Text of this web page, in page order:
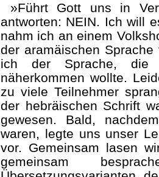
»Führt Gott uns in
antworten: NEIN. Ich will
nahm ich an einem
der aramäischen
ich der Sprache, die
näherkommen wollte.
zu viele Teilnehmer
der hebräischen Schrift
gewesen. Bald,
waren, legte uns unser
vor. Gemeinsam lasen
gemeinsam